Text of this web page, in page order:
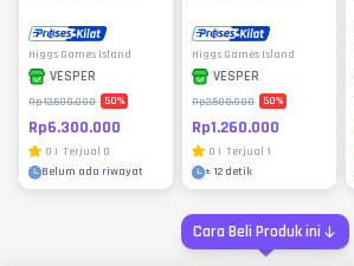
Higgs Games Island
VESPER
Rp12.500.000 50%
Rp6.300.000
0 | Terjual 0
Belum ada riwayat
Higgs Games Island
VESPER
Rp2.500.000 50%
Rp1.260.000
0 | Terjual 1
±12 detik
Cara Beli Produk ini